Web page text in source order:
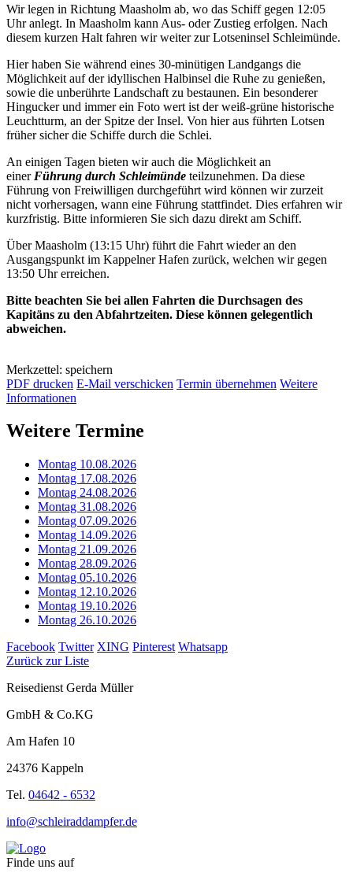
Wir legen in Richtung Maasholm ab, wo das Schiff gegen 12:05
Uhr anlegt. In Maasholm kann Aus- oder Zustieg erfolgen. Nach
diesem kurzen Halt fahren wir weiter zur Lotseninsel Schleimünde.
Hier haben Sie während eines 30-minütigen Landgangs die
Möglichkeit auf der idyllischen Halbinsel die Ruhe zu genießen,
sowie die unberührte Landschaft zu bestaunen. Ein besonderer
Hingucker und immer ein Foto wert ist der weiß-grüne historische
Leuchtturm, an der Spitze der Insel. Von hier aus führten Lotsen
früher sicher die Schiffe durch die Schlei.
An einigen Tagen bieten wir auch die Möglichkeit an
einer Führung durch Schleimünde teilzunehmen. Da diese
Führung von Freiwilligen durchgeführt wird können wir zurzeit
nicht vorhersagen, wann eine Führung stattfindet. Dies erfahren wir
kurzfristig. Bitte informieren Sie sich dazu direkt am Schiff.
Über Maasholm (13:15 Uhr) führt die Fahrt wieder an den
Ausgangspunkt im Kappelner Hafen zurück, welchen wir gegen
13:50 Uhr erreichen.
Bitte beachten Sie bei allen Fahrten die Durchsagen des
Kapitäns zu den Abfahrtzeiten. Diese können gelegentlich
abweichen.
Merkzettel: speichern
PDF drucken E-Mail verschicken Termin übernehmen Weitere
Informationen
Weitere Termine
Montag 10.08.2026
Montag 17.08.2026
Montag 24.08.2026
Montag 31.08.2026
Montag 07.09.2026
Montag 14.09.2026
Montag 21.09.2026
Montag 28.09.2026
Montag 05.10.2026
Montag 12.10.2026
Montag 19.10.2026
Montag 26.10.2026
Facebook Twitter XING Pinterest Whatsapp
Zurück zur Liste
Reisedienst Gerda Müller
GmbH & Co.KG
Am Hafen 10
24376 Kappeln
Tel. 04642 - 6532
info@schleiraddampfer.de
Finde uns auf